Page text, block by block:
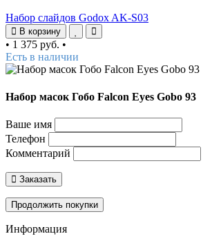
Набор слайдов Godox AK-S03
В корзину
• 1 375 руб. •
Есть в наличии
Набор масок Гобо Falcon Eyes Gobo 93
Ваше имя
Телефон
Комментарий
Заказать
Продолжить покупки
Информация